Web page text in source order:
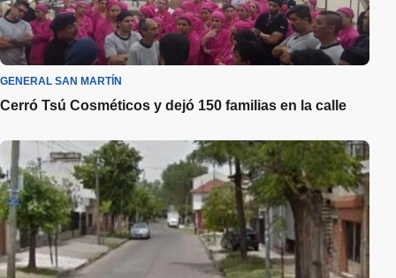
GENERAL SAN MARTÍN
Cerró Tsú Cosméticos y dejó 150 familias en la calle